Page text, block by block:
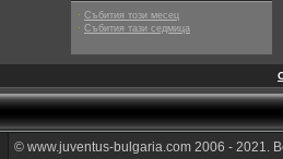
· Събития този месец
· Събития тази седмица
© www.juventus-bulgaria.com 2006 - 2021.